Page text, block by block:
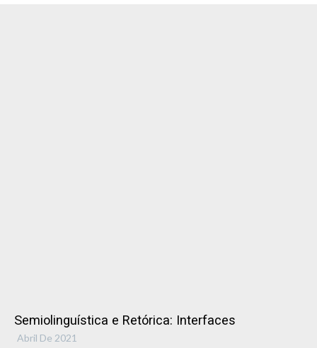
Semiolinguística e Retórica: Interfaces
Abril De 2021